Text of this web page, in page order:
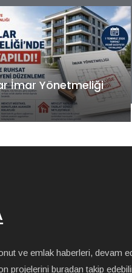
Pendik Dolayoba
önemli adım!
ve emlak haberleri, devam
projelerini buradan takip